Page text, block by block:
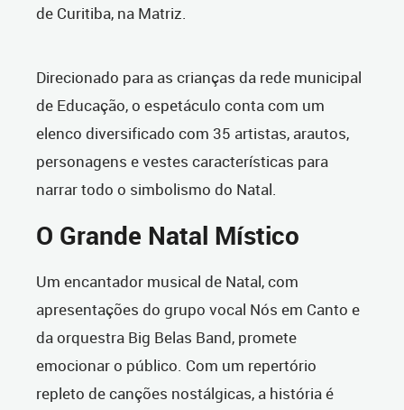
de Curitiba, na Matriz.
Direcionado para as crianças da rede municipal
de Educação, o espetáculo conta com um
elenco diversificado com 35 artistas, arautos,
personagens e vestes características para
narrar todo o simbolismo do Natal.
O Grande Natal Místico
Um encantador musical de Natal, com
apresentações do grupo vocal Nós em Canto e
da orquestra Big Belas Band, promete
emocionar o público. Com um repertório
repleto de canções nostálgicas, a história é